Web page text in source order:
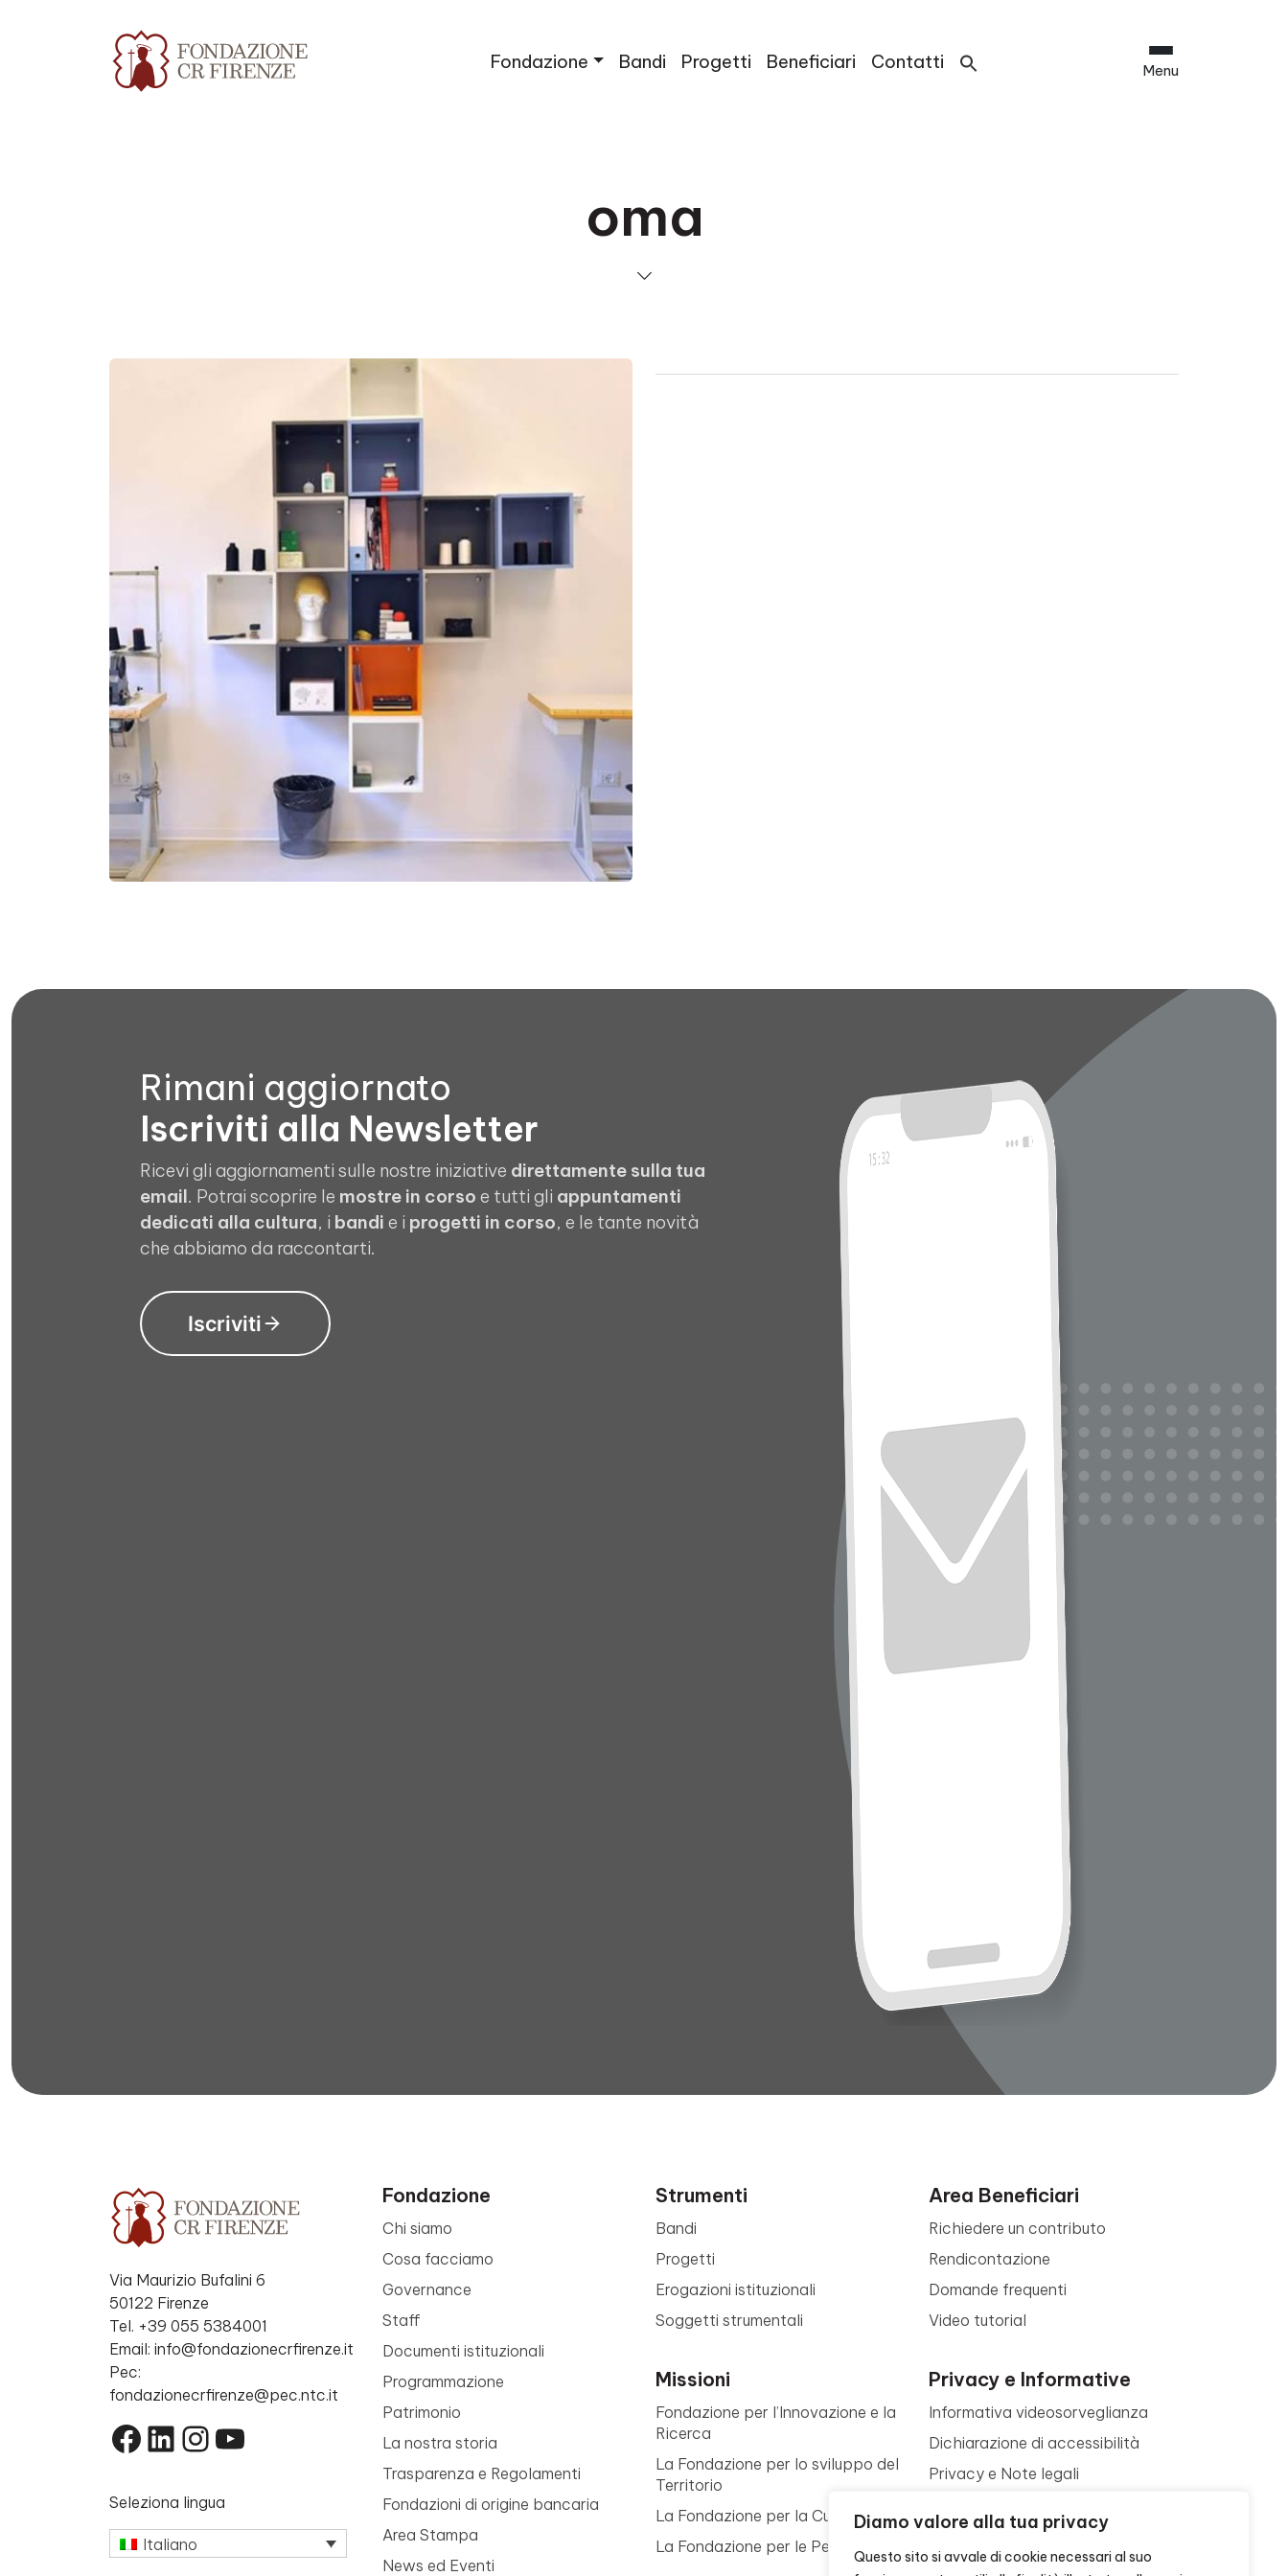
Diamo valore alla tua privacy
Questo sito si avvale di cookie necessari al suo
Fondazione Bandi Progetti Beneficiari Contatti Menu
oma
Rimani aggiornato
Iscriviti alla Newsletter
Ricevi gli aggiornamenti sulle nostre iniziative direttamente sulla tua
email. Potrai scoprire le mostre in corso e tutti gli appuntamenti
dedicati alla cultura, i bandi e i progetti in corso, e le tante novità
che abbiamo da raccontarti.
Iscriviti
Via Maurizio Bufalini 6
50122 Firenze
Tel. +39 055 5384001
Email: info@fondazionecrfirenze.it
Pec:
fondazionecrfirenze@pec.ntc.it
Facebook
LinkedIn
Instagram
YouTube
Seleziona lingua
Italiano
Fondazione
Chi siamo
Cosa facciamo
Governance
Staff
Documenti istituzionali
Programmazione
Patrimonio
La nostra storia
Trasparenza e Regolamenti
Fondazioni di origine bancaria
Area Stampa
News ed Eventi
Strumenti
Bandi
Progetti
Erogazioni istituzionali
Soggetti strumentali
Missioni
Fondazione per l’Innovazione e la
Ricerca
La Fondazione per lo sviluppo del
Territorio
La Fondazione per la Cultura
La Fondazione per le Persone
Area Beneficiari
Richiedere un contributo
Rendicontazione
Domande frequenti
Video tutorial
Privacy e Informative
Informativa videosorveglianza
Dichiarazione di accessibilità
Privacy e Note legali
Contattaci